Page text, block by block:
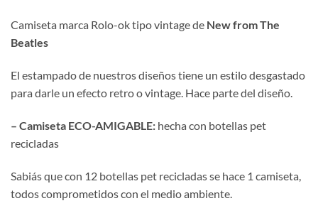
Camiseta marca Rolo-ok tipo vintage de New from The
Beatles
El estampado de nuestros diseños tiene un estilo desgastado
para darle un efecto retro o vintage. Hace parte del diseño.
– Camiseta ECO-AMIGABLE: hecha con botellas pet
recicladas
Sabiás que con 12 botellas pet recicladas se hace 1 camiseta,
todos comprometidos con el medio ambiente.